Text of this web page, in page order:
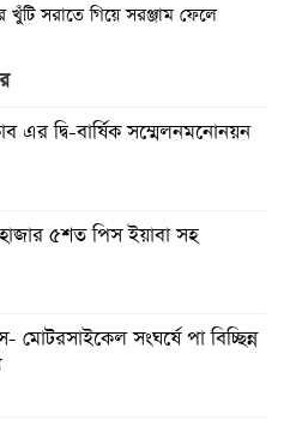
খুঁটি সরাতে গিয়ে সরঞ্জাম ফেলে
ইয়াবা সহ গ্রেফতার-৩
সংঘর্ষে পা বিচ্ছিন্ন হয়ে যুবকের
চট্টগ্রাম কেন্দ্রে ফুলেল শুভেচ্ছা
জুলাই শহীদদের প্রতি শ্রদ্ধা
হক
সাইফুলের মরদেহ গফরগাঁও
এর দ্বি-বার্ষিক সম্মেলনমনোনয়ন
৫শত পিস ইয়াবা সহ
মোটরসাইকেল সংঘর্ষে পা বিচ্ছিন্ন